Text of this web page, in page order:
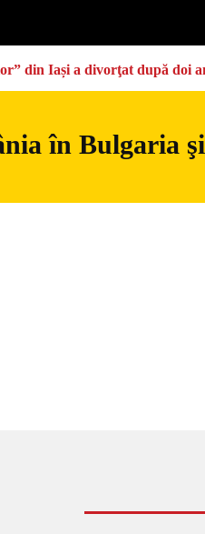
din Iași a divorţat după doi
în Bulgaria